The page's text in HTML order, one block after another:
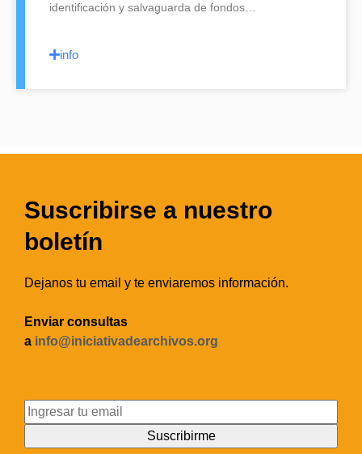
identificación y salvaguarda de fondos…
info
Suscribirse a nuestro
boletín
Dejanos tu email y te enviaremos información.
Enviar consultas
a info@iniciativadearchivos.org